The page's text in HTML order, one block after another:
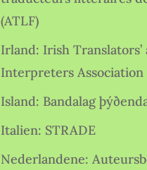
(ATLF)
Irland: Irish Translators’
Interpreters Association
Island: Bandalag
Italien: STRADE
Nederlandene: